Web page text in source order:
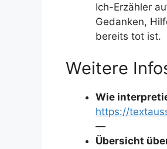
Ich-Erzähler
Gedanken,
bereits tot ist.
Weitere
Wie
https://
—
Übersicht